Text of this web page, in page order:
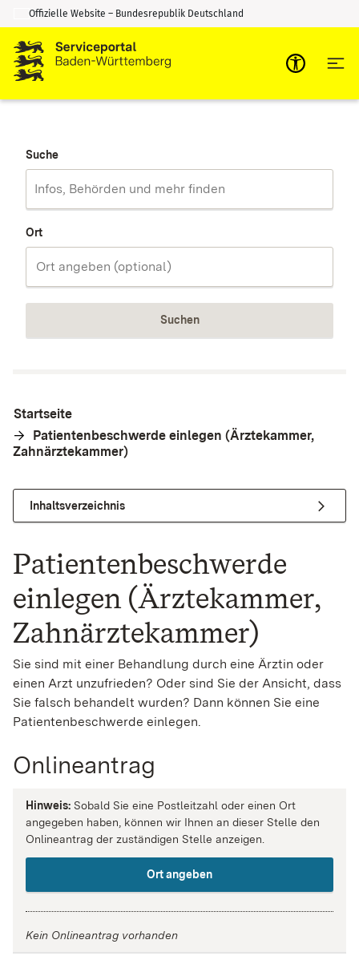
Zum Inhalt springen
Zur Suche springen
Offizielle Website – Bundesrepublik Deutschland
Suche
Ort
Suchen
Startseite
Patientenbeschwerde einlegen (Ärztekammer,
Zahnärztekammer)
Inhaltsverzeichnis
Patientenbeschwerde
einlegen (Ärztekammer,
Zahnärztekammer)
Sie sind mit einer Behandlung durch eine Ärztin oder
einen Arzt unzufrieden? Oder sind Sie der Ansicht, dass
Sie falsch behandelt wurden? Dann können Sie eine
Patientenbeschwerde einlegen.
Onlineantrag
Hinweis: Sobald Sie eine Postleitzahl oder einen Ort
angegeben haben, können wir Ihnen an dieser Stelle den
Onlineantrag der zuständigen Stelle anzeigen.
Ort angeben
Kein Onlineantrag vorhanden